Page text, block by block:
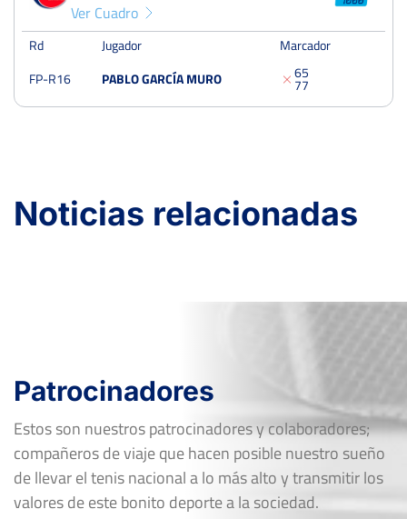
Ver Cuadro
Rd Jugador
Marcador
FP-R16
PABLO GARCÍA MURO 6
7
5
7
Noticias relacionadas
Patrocinadores
Estos son nuestros patrocinadores y colaboradores;
compañeros de viaje que hacen posible nuestro sueño
de llevar el tenis nacional a lo más alto y transmitir los
valores de este bonito deporte a la sociedad.